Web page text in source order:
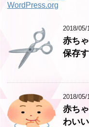
WordPress.org
2018/05/
赤ち
保存
2018/05/
赤ち
わい